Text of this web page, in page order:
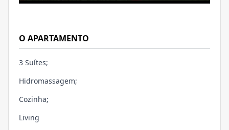
O APARTAMENTO
3 Suítes;
Hidromassagem;
Cozinha;
Living